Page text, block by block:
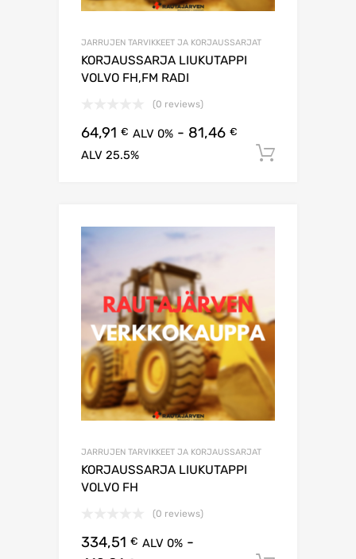
JARRUJEN TARVIKKEET JA KORJAUSSARJAT
KORJAUSSARJA LIUKUTAPPI
VOLVO FH,FM RADI
(0 reviews)
64,91 € ALV 0% - 81,46 €
ALV 25.5%
JARRUJEN TARVIKKEET JA KORJAUSSARJAT
KORJAUSSARJA LIUKUTAPPI
VOLVO FH
(0 reviews)
334,51 € ALV 0% -